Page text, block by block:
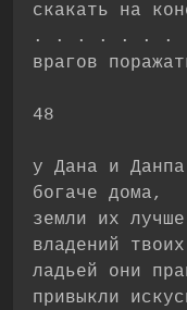
скакать на
. . . . . . .
врагов
48
у Дана и Данпа
богаче дома,
земли их лучше
владений
ладьей они
привыкли